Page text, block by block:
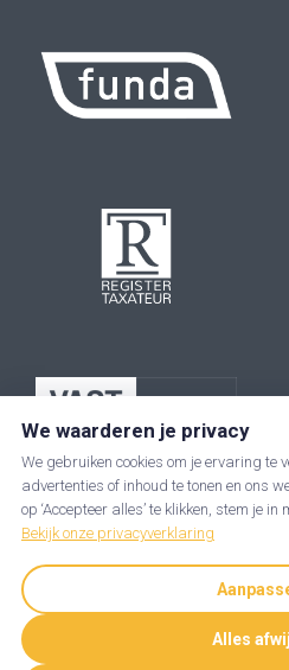
| BTW nummer:
We waarderen je privacy
We gebruiken cookies om je ervaring te
advertenties of inhoud te tonen en ons
op ‘Accepteer alles’ te klikken, stem je
Bekijk onze privacyverklaring
Alles